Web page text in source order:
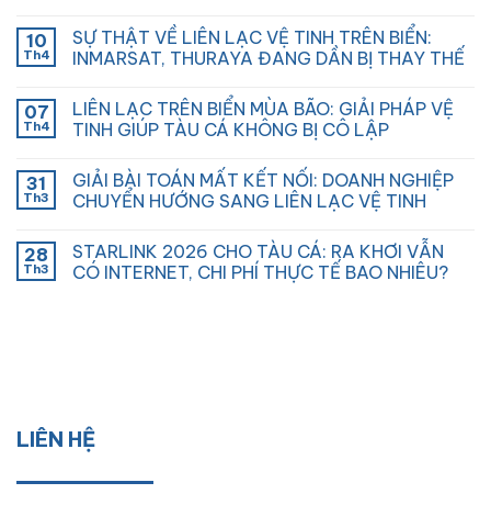
10
Th4
SỰ THẬT VỀ LIÊN LẠC VỆ TINH TRÊN BIỂN:
INMARSAT, THURAYA ĐANG DẦN BỊ THAY THẾ
07
Th4
LIÊN LẠC TRÊN BIỂN MÙA BÃO: GIẢI PHÁP VỆ
TINH GIÚP TÀU CÁ KHÔNG BỊ CÔ LẬP
31
Th3
GIẢI BÀI TOÁN MẤT KẾT NỐI: DOANH NGHIỆP
CHUYỂN HƯỚNG SANG LIÊN LẠC VỆ TINH
28
Th3
STARLINK 2026 CHO TÀU CÁ: RA KHƠI VẪN
CÓ INTERNET, CHI PHÍ THỰC TẾ BAO NHIÊU?
LIÊN HỆ